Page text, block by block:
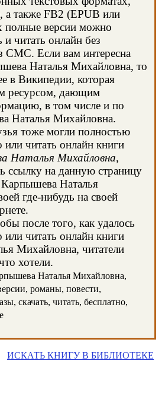
а также FB2 (EPUB или
полные версии можно
и читать онлайн без
СМС. Если вам интересна
Наталья Михайловна, то
в Википедии, которая
ресурсом, дающим
в том числе и по
Наталья Михайловна.
тоже могли полностью
или читать онлайн книги
Наталья Михайловна,
ссылку на данную страницу
Карпышева Наталья
где-нибудь на своей
после того, как удалось
или читать онлайн книги
Михайловна, читатели
хотели.
Наталья Михайловна,
романы, повести,
скачать, читать, бесплатно,
ИСКАТЬ КНИГУ В БИБЛИОТЕКЕ